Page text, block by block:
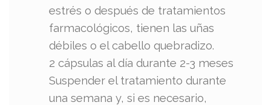
estrés o después de tratamientos
farmacológicos, tienen las uñas
débiles o el cabello quebradizo.
2 cápsulas al día durante 2-3 meses
Suspender el tratamiento durante
una semana y, si es necesario,